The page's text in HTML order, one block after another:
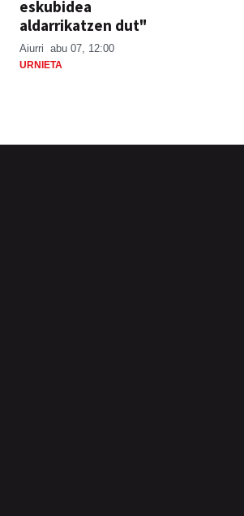
eskubidea
aldarrikatzen dut"
Aiurri abu 07, 12:00
URNIETA